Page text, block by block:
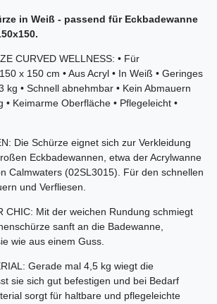
in Weiß - passend für Eckbadewanne
CURVED WELLNESS: • Für
x 150 cm • Aus Acryl • In Weiß • Geringes
kg • Schnell abnehmbar • Kein Abmauern
• Keimarme Oberfläche • Pflegeleicht •
Die Schürze eignet sich zur Verkleidung
Eckbadewannen, etwa der Acrylwanne
Calmwaters (02SL3015). Für den schnellen
und Verfliesen.
CHIC: Mit der weichen Rundung schmiegt
sanft an die Badewanne,
wie aus einem Guss.
Gerade mal 4,5 kg wiegt die
sie sich gut befestigen und bei Bedarf
sorgt für haltbare und pflegeleichte